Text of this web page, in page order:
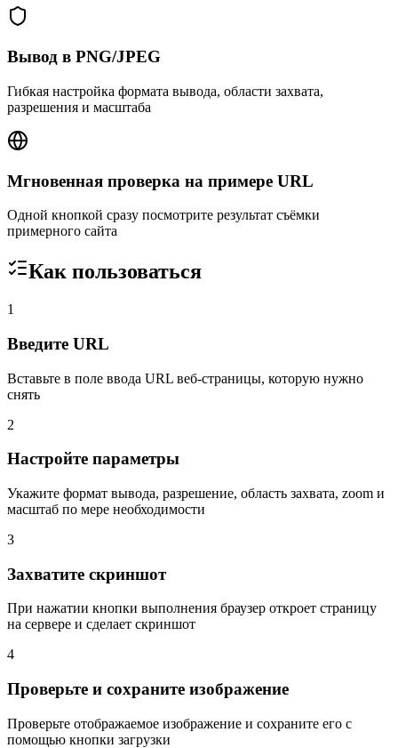
Вывод в PNG/JPEG
Гибкая настройка формата вывода, области захвата,
разрешения и масштаба
Мгновенная проверка на примере URL
Одной кнопкой сразу посмотрите результат съёмки
примерного сайта
Как пользоваться
1
Введите URL
Вставьте в поле ввода URL веб-страницы, которую нужно
снять
2
Настройте параметры
Укажите формат вывода, разрешение, область захвата, zoom и
масштаб по мере необходимости
3
Захватите скриншот
При нажатии кнопки выполнения браузер откроет страницу
на сервере и сделает скриншот
4
Проверьте и сохраните изображение
Проверьте отображаемое изображение и сохраните его с
помощью кнопки загрузки